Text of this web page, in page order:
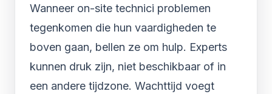
Wanneer on-site technici problemen
tegenkomen die hun vaardigheden te
boven gaan, bellen ze om hulp. Experts
kunnen druk zijn, niet beschikbaar of in
een andere tijdzone. Wachttijd voegt